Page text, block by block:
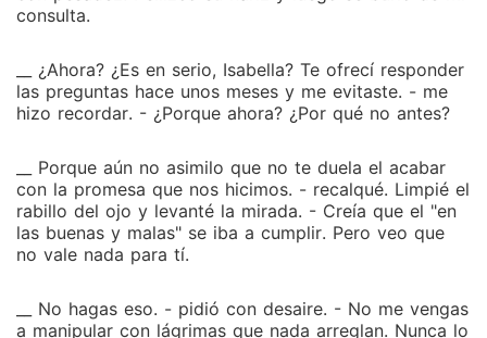
consulta.
__ ¿Ahora? ¿Es en serio, Isabella? Te ofrecí responder
las preguntas hace unos meses y me evitaste. - me
hizo recordar. - ¿Porque ahora? ¿Por qué no antes?
__ Porque aún no asimilo que no te duela el acabar
con la promesa que nos hicimos. - recalqué. Limpié el
rabillo del ojo y levanté la mirada. - Creía que el "en
las buenas y malas" se iba a cumplir. Pero veo que
no vale nada para tí.
__ No hagas eso. - pidió con desaire. - No me vengas
a manipular con lágrimas que nada arreglan. Nunca lo